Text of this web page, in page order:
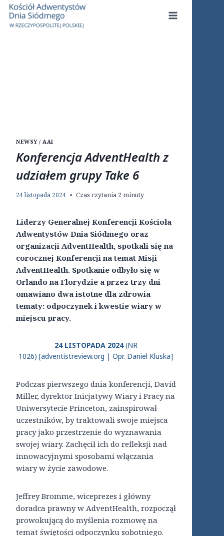
Przejdź
treści
NEWSY / AAI
Konferencja AdventHealth z
udziałem grupy Take 6
24 listopada 2024 Czas czytania 2 minuty
Liderzy Generalnej Konferencji Kościoła
Adwentystów Dnia Siódmego oraz
organizacji AdventHealth, spotkali się na
corocznej Konferencji na temat Misji
AdventHealth. Spotkanie odbyło się w
Orlando na Florydzie a przez trzy dni
omawiano dwa istotne dla zdrowia
tematy: odpoczynek i kwestie wiary w
miejscu pracy.
24 LISTOPADA 2024(NR
1026) [adventistreview.org | Opr. Daniel Kluska]
Podczas pierwszego dnia konferencji, David
Miller, dyrektor Inicjatywy Wiary i Pracy na
Uniwersytecie Princeton, zainspirował
uczestników, by traktowali swoje miejsca
pracy jako przestrzenie do wyznawania
swojej wiary. Zachęcił ich do refleksji nad
innowacyjnymi sposobami włączania
wiary w życie zawodowe.
Jeffrey Bromme, wiceprezes i główny
doradca prawny w AdventHealth, rozpoczął
prowokującą do myślenia rozmowę na
temat świętości odpoczynku sobotniego.